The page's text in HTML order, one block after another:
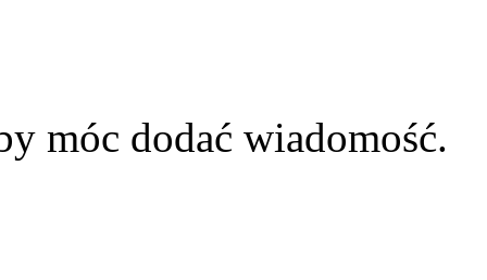
móc dodać wiadomość.